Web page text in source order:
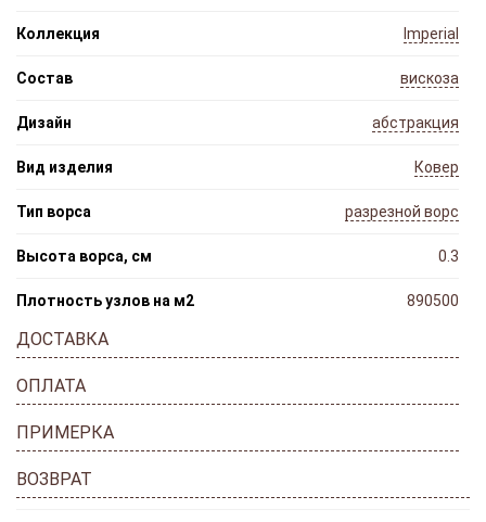
Коллекция Imperial
Состав вискоза
Дизайн абстракция
Вид изделия Ковер
Тип ворса разрезной ворс
Высота ворса, см 0.3
Плотность узлов на м2 890500
ДОСТАВКА
ОПЛАТА
ПРИМЕРКА
ВОЗВРАТ